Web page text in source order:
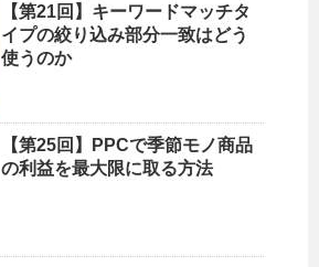
【第21回】キーワードマッチタ
イプの絞り込み部分一致はどう
使うのか
【第25回】PPCで季節モノ商品
の利益を最大限に取る方法